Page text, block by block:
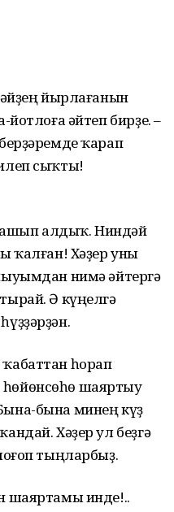
йырлағанын
әйтеп бирҙе. –
ҡарап
сыҡты!
алдыҡ. Ниндәй
ҡалған! Хәҙер уны
нимә әйтергә
Ә күңелгә
һорап
шаяртыу
бына минең күҙ
Хәҙер ул беҙгә
тыңларбыҙ.
шаяртамы инде!..